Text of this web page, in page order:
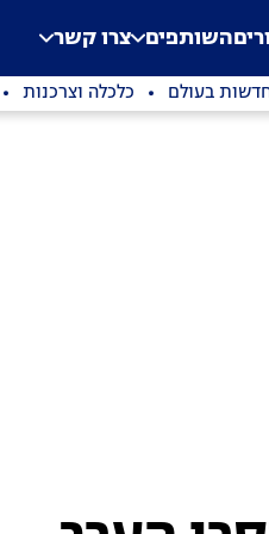
השותפים צרו קשר
בעולם כלכלה וצרכנות